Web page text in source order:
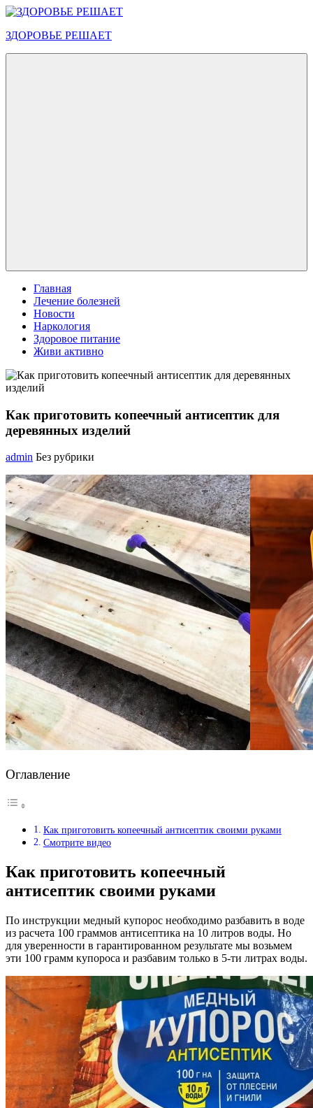
Перейти
содержимому
ЗДОРОВЬЕ РЕШАЕТ
Главная
Лечение болезней
Новости
Наркология
Здоровое питание
Живи активно
Как приготовить копеечный антисептик для
деревянных изделий
admin Без рубрики
Оглавление
Как приготовить копеечный антисептик своими руками
Смотрите видео
Как приготовить копеечный
антисептик своими руками
По инструкции медный купорос необходимо разбавить в воде
из расчета 100 граммов антисептика на 10 литров воды. Но
для уверенности в гарантированном результате мы возьмем
эти 100 грамм купороса и разбавим только в 5-ти литрах воды.